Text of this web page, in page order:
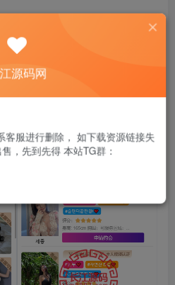
源码网
客服进行删除， 如下载资源链接失
，先到先得 本站TG群：